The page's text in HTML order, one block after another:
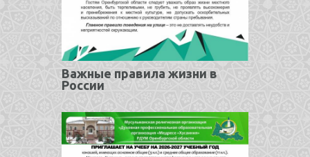
Важные правила жизни в
России